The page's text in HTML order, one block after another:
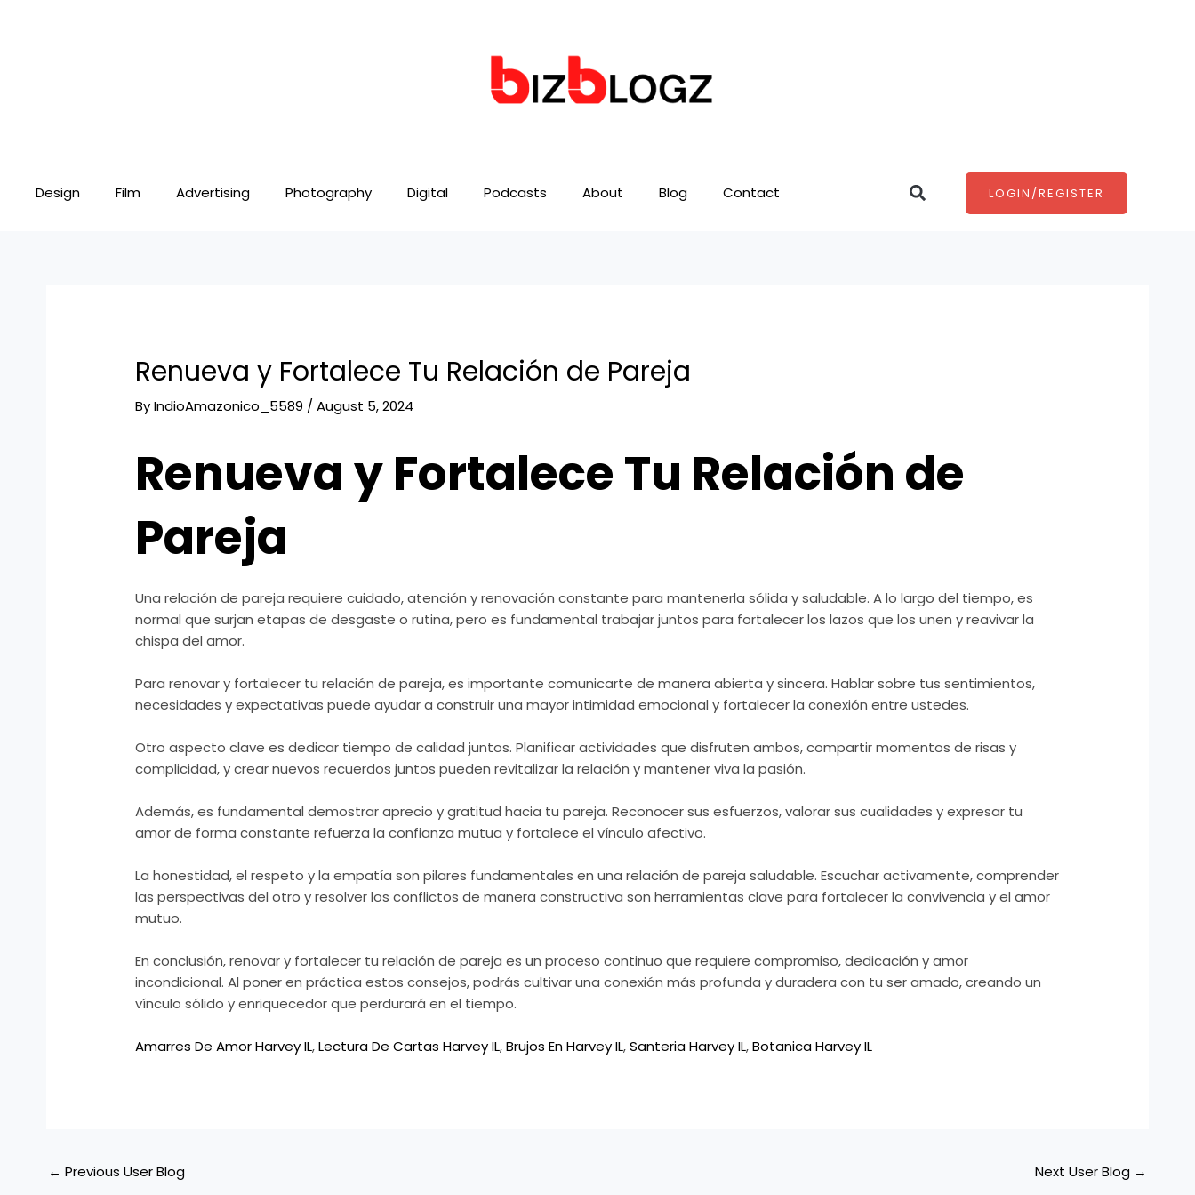
Design Film Advertising Photography Digital Podcasts About Blog Contact SearchLOGIN/REGISTER
Renueva y Fortalece Tu Relación de Pareja
ByIndioAmazonico_5589 /August 5, 2024
Renueva y Fortalece Tu Relación de
Pareja
Una relación de pareja requiere cuidado, atención y renovación constante para mantenerla sólida y saludable. A lo largo del tiempo, es
normal que surjan etapas de desgaste o rutina, pero es fundamental trabajar juntos para fortalecer los lazos que los unen y reavivar la
chispa del amor.
Para renovar y fortalecer tu relación de pareja, es importante comunicarte de manera abierta y sincera. Hablar sobre tus sentimientos,
necesidades y expectativas puede ayudar a construir una mayor intimidad emocional y fortalecer la conexión entre ustedes.
Otro aspecto clave es dedicar tiempo de calidad juntos. Planificar actividades que disfruten ambos, compartir momentos de risas y
complicidad, y crear nuevos recuerdos juntos pueden revitalizar la relación y mantener viva la pasión.
Además, es fundamental demostrar aprecio y gratitud hacia tu pareja. Reconocer sus esfuerzos, valorar sus cualidades y expresar tu
amor de forma constante refuerza la confianza mutua y fortalece el vínculo afectivo.
La honestidad, el respeto y la empatía son pilares fundamentales en una relación de pareja saludable. Escuchar activamente, comprender
las perspectivas del otro y resolver los conflictos de manera constructiva son herramientas clave para fortalecer la convivencia y el amor
mutuo.
En conclusión, renovar y fortalecer tu relación de pareja es un proceso continuo que requiere compromiso, dedicación y amor
incondicional. Al poner en práctica estos consejos, podrás cultivar una conexión más profunda y duradera con tu ser amado, creando un
vínculo sólido y enriquecedor que perdurará en el tiempo.
Amarres De Amor Harvey IL,Lectura De Cartas Harvey IL,Brujos En Harvey IL,Santeria Harvey IL,Botanica Harvey IL
← Previous User Blog Next User Blog →